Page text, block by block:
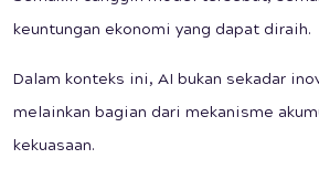
keuntungan ekonomi yang dapat diraih.
Dalam konteks ini, AI bukan sekadar
melainkan bagian dari mekanisme
kekuasaan.